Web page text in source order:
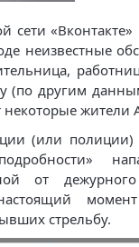
сети
неизвестные
(по другим
жители
(или
от
стрельбу.